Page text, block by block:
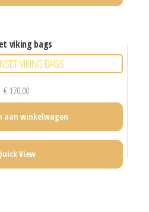
viking bags
€170,00
aan winkelwagen
View